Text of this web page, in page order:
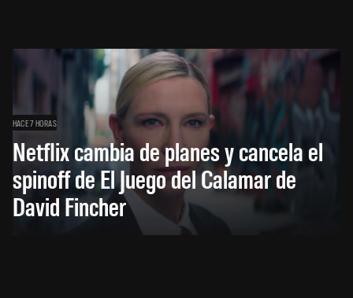
HACE 7 HORAS
Netflix cambia de planes y cancela el
spinoff de El Juego del Calamar de
David Fincher